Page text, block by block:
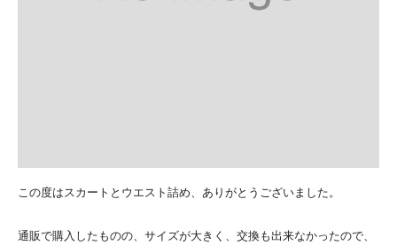
この度はスカートとウエスト詰め、ありがとうございました。
通販で購入したものの、サイズが大きく、交換も出来なかったので、